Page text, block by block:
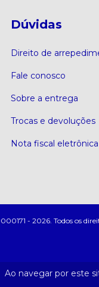
Ao navegar por este
Dúvidas
Direito de
Fale conosco
Sobre a entrega
Trocas e devoluções
Nota fiscal eletrônica
- 2026. Todos os